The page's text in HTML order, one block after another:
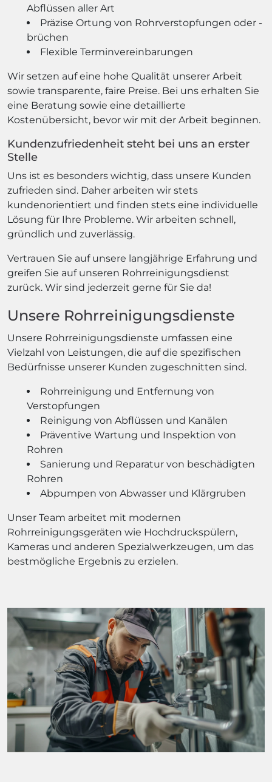
Abflüssen aller Art
Präzise Ortung von Rohrverstopfungen oder -
brüchen
Flexible Terminvereinbarungen
Wir setzen auf eine hohe Qualität unserer Arbeit
sowie transparente, faire Preise. Bei uns erhalten Sie
eine Beratung sowie eine detaillierte
Kostenübersicht, bevor wir mit der Arbeit beginnen.
Kundenzufriedenheit steht bei uns an erster
Stelle
Uns ist es besonders wichtig, dass unsere Kunden
zufrieden sind. Daher arbeiten wir stets
kundenorientiert und finden stets eine individuelle
Lösung für Ihre Probleme. Wir arbeiten schnell,
gründlich und zuverlässig.
Vertrauen Sie auf unsere langjährige Erfahrung und
greifen Sie auf unseren Rohrreinigungsdienst
zurück. Wir sind jederzeit gerne für Sie da!
Unsere Rohrreinigungsdienste
Unsere Rohrreinigungsdienste umfassen eine
Vielzahl von Leistungen, die auf die spezifischen
Bedürfnisse unserer Kunden zugeschnitten sind.
Rohrreinigung und Entfernung von
Verstopfungen
Reinigung von Abflüssen und Kanälen
Präventive Wartung und Inspektion von
Rohren
Sanierung und Reparatur von beschädigten
Rohren
Abpumpen von Abwasser und Klärgruben
Unser Team arbeitet mit modernen
Rohrreinigungsgeräten wie Hochdruckspülern,
Kameras und anderen Spezialwerkzeugen, um das
bestmögliche Ergebnis zu erzielen.